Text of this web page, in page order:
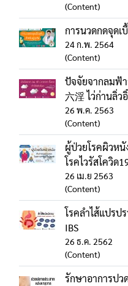
(Content)
การนวดกดจุดเ
24 ก.พ. 2564
(Content)
ปัจจัยจากลมฟ้า
六淫 ไว่ก่านลิ่ว
26 พ.ค. 2563
(Content)
ผู้ป่วยโรคผิวห
โรคไวรัสโควิด
26 เม.ย 2563
(Content)
โรคลำไส้แปรป
IBS
26 ธ.ค. 2562
(Content)
รักษาอาการปว